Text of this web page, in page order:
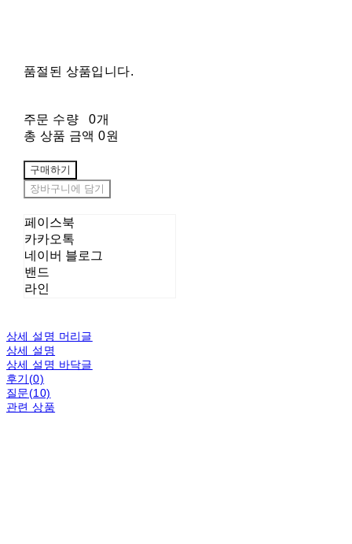
품절된 상품입니다.
주문 수량
0개
총 상품 금액 0원
구매하기
장바구니에 담기
페이스북
카카오톡
네이버 블로그
밴드
라인
상세 설명 머리글
상세 설명
상세 설명 바닥글
후기(0)
질문(10)
관련 상품